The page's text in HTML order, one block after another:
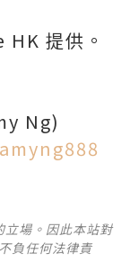
提供。
Ng)
立場。因此本站對
負任何法律責